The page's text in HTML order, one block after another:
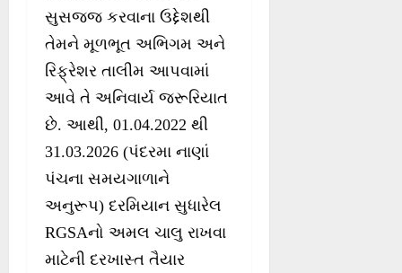
સુસજ્જ કરવાના ઉદ્દેશથી
તેમને મૂળભૂત અભિગમ અને
રિફ્રેશર તાલીમ આપવામાં
આવે તે અનિવાર્ય જરૂરિયાત
છે. આથી, 01.04.2022 થી
31.03.2026 (પંદરમા નાણાં
પંચના સમયગાળાને
અનુરૂપ) દરમિયાન સુધારેલ
RGSAનો અમલ ચાલુ રાખવા
માટેની દરખાસ્ત તૈયાર